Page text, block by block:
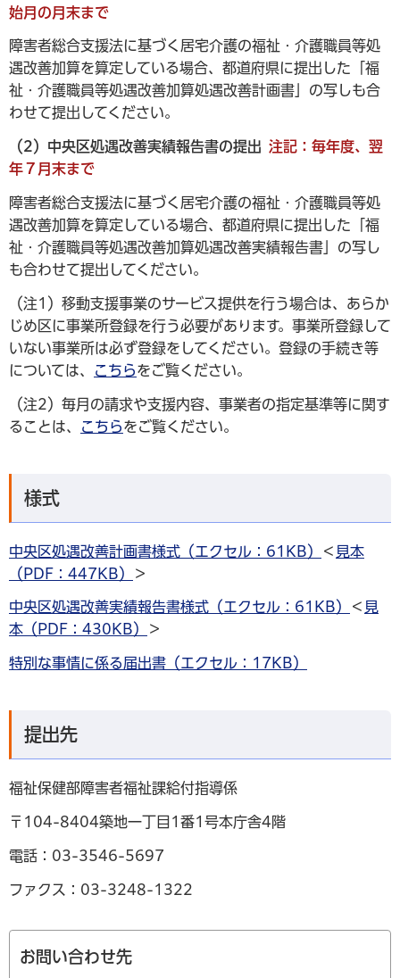
始月の月末まで
障害者総合支援法に基づく居宅介護の福祉・介護職員等処
遇改善加算を算定している場合、都道府県に提出した「福
祉・介護職員等処遇改善加算処遇改善計画書」の写しも合
わせて提出してください。
（2）中央区処遇改善実績報告書の提出 注記： 毎年度、翌
年７月末まで
障害者総合支援法に基づく居宅介護の福祉・介護職員等処
遇改善加算を算定している場合、都道府県に提出した「福
祉・介護職員等処遇改善加算処遇改善実績報告書」の写し
も合わせて提出してください。
（注1）移動支援事業のサービス提供を行う場合は、あらか
じめ区に事業所登録を行う必要があります。事業所登録して
いない事業所は必ず登録をしてください。登録の手続き等
については、
こちらをご覧ください。
（注2）毎月の請求や支援内容、事業者の指定基準等に関す
ることは、
こちらをご覧ください。
様式
中央区処遇改善計画書様式（エクセル：61KB） ＜ 見本
（PDF：447KB）
＞
中央区処遇改善実績報告書様式（エクセル：61KB） ＜ 見
本（PDF：430KB）
＞
特別な事情に係る届出書（エクセル：17KB）
提出先
福祉保健部障害者福祉課給付指導係
〒104-8404築地一丁目1番1号本庁舎4階
電話：03-3546-5697
ファクス：03-3248-1322
お問い合わせ先